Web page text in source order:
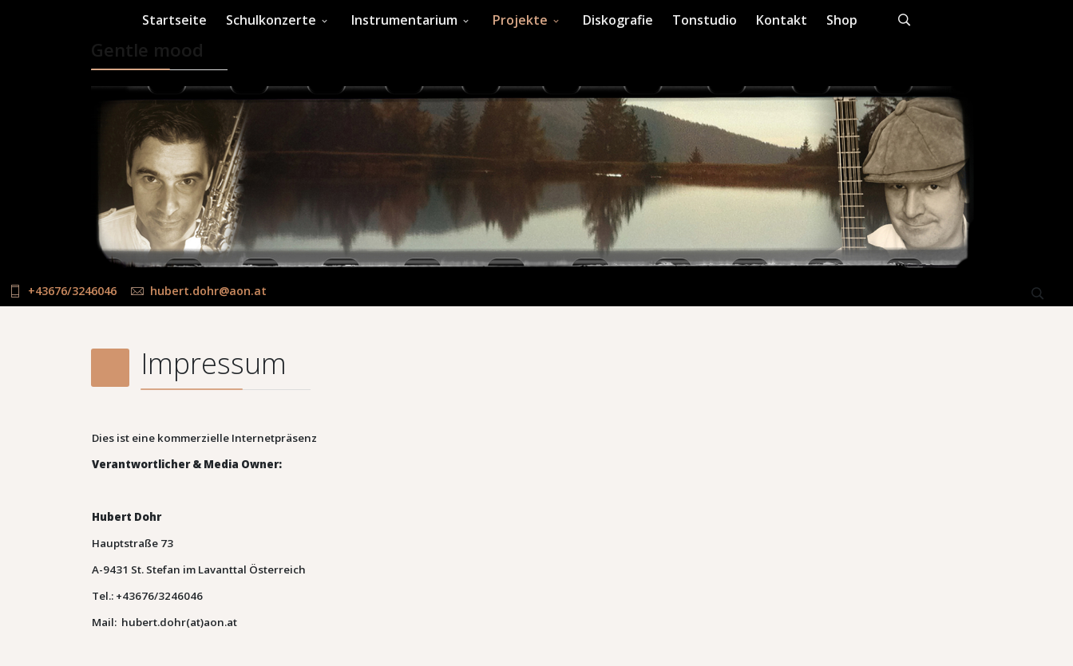
Startseite Schulkonzerte Instrumentarium Projekte Diskografie Tonstudio Kontakt Shop
Gentle mood
+43676/3246046 hubert.dohr@aon.at
Impressum
Dies ist eine kommerzielle Internetpräsenz
Verantwortlicher & Media Owner:
Hubert Dohr
Hauptstraße 73
A-9431 St. Stefan im Lavanttal Österreich
Tel.: +43676/3246046
Mail: hubert.dohr(at)aon.at